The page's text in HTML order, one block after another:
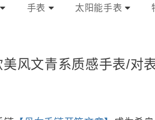
手表 太阳能手表
美风文青系质感手表/